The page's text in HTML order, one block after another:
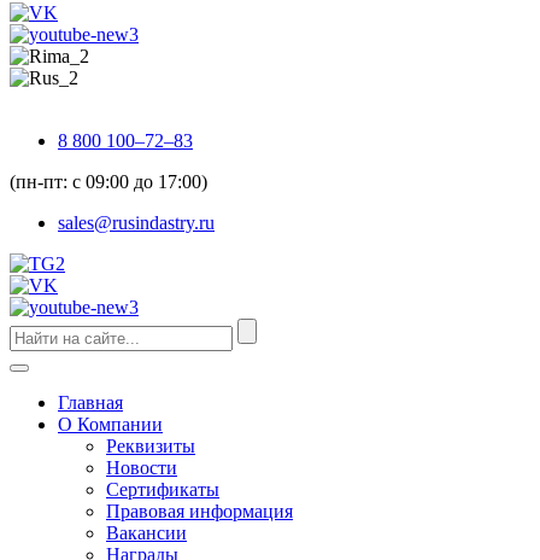
8 800 100–72–83
(пн-пт: с 09:00 до 17:00)
sales@rusindastry.ru
Главная
О Компании
Реквизиты
Новости
Сертификаты
Правовая информация
Вакансии
Награды